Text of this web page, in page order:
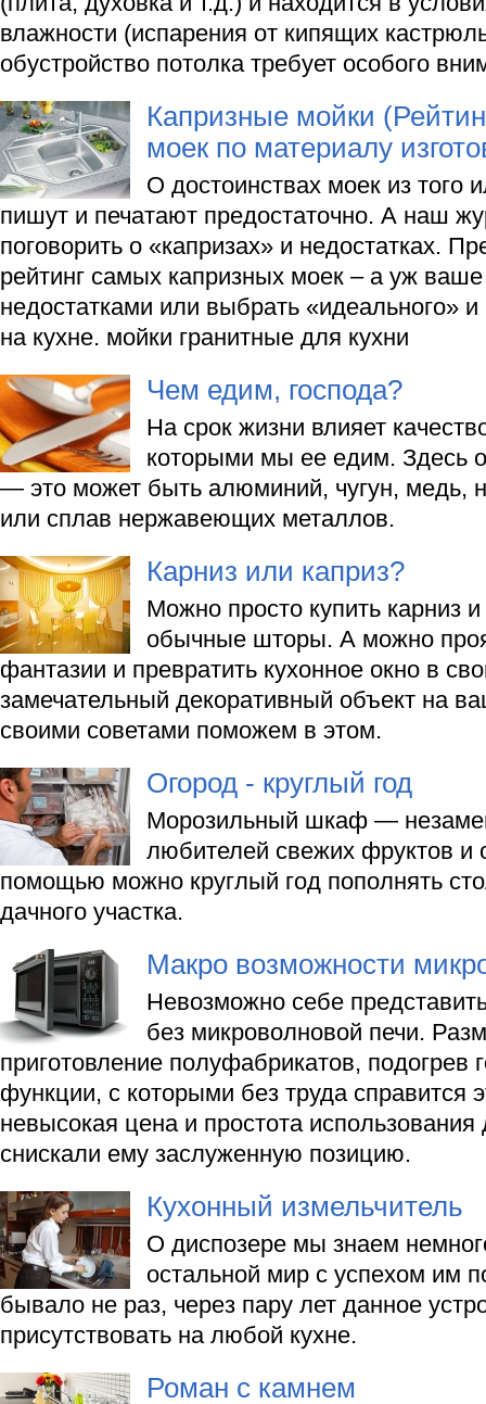
влажности (испарения от кипящих
обустройство потолка требует особого
Капризные мойки
моек по материалу
О достоинствах моек из того
пишут и печатают предостаточно. А наш
поговорить о «капризах» и недостатках.
рейтинг самых капризных моек – а уж
недостатками или выбрать «идеального»
на кухне. мойки гранитные для кухни
Чем едим, господа?
На срок жизни влияет
которыми мы ее едим. Здесь
— это может быть алюминий, чугун, медь,
или сплав нержавеющих металлов.
Карниз или каприз?
Можно просто купить карниз
обычные шторы. А можно
фантазии и превратить кухонное окно в
замечательный декоративный объект на
своими советами поможем в этом.
Огород - круглый год
Морозильный шкаф —
любителей свежих фруктов и
помощью можно круглый год пополнять
дачного участка.
Макро возможности
Невозможно себе
без микроволновой печи.
приготовление полуфабрикатов,
функции, с которыми без труда справится
невысокая цена и простота использования
снискали ему заслуженную позицию.
Кухонный измельчитель
О диспозере мы знаем
остальной мир с успехом им
бывало не раз, через пару лет данное
присутствовать на любой кухне.
Роман с камнем